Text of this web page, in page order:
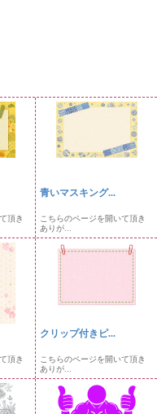
頂き
青いマスキング...
こちらのページを開いて頂き
ありが...
頂き
クリップ付きピ...
こちらのページを開いて頂き
ありが...